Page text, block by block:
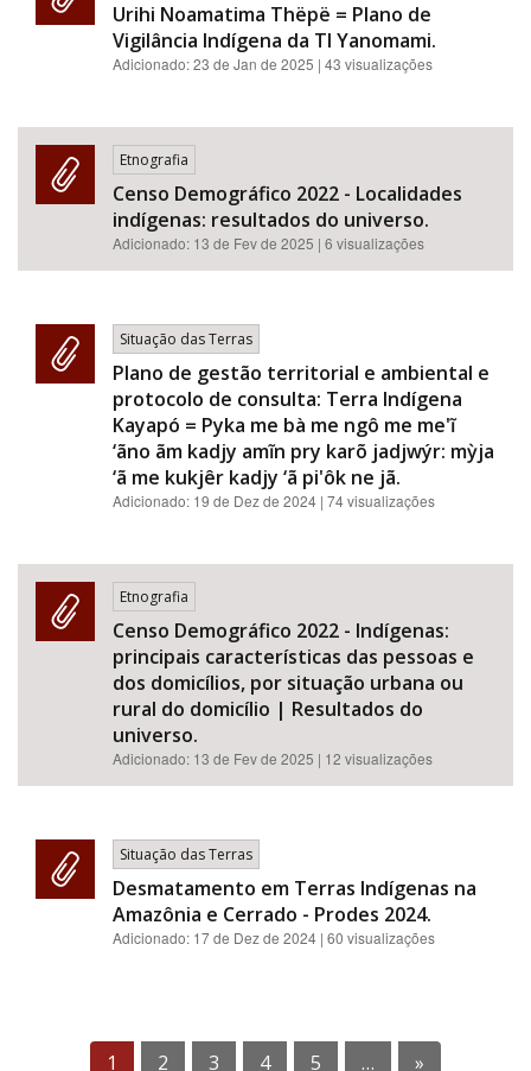
Urihi Noamatima Thëpë = Plano de
Vigilância Indígena da TI Yanomami.
Adicionado:23 de Jan de 2025 | 43 visualizações
Etnografia
Censo Demográfico 2022 - Localidades
indígenas: resultados do universo.
Adicionado: 13 de Fev de 2025 | 6 visualizações
Situação das Terras
Plano de gestão territorial e ambiental e
protocolo de consulta: Terra Indígena
Kayapó = Pyka me bà me ngô me me'ĩ
‘ãno ãm kadjy amĩn pry karõ jadjwýr: mỳja
‘ã me kukjêr kadjy ‘ã pi'ôk ne jã.
Adicionado: 19 de Dez de 2024 | 74 visualizações
Etnografia
Censo Demográfico 2022 - Indígenas:
principais características das pessoas e
dos domicílios, por situação urbana ou
rural do domicílio | Resultados do
universo.
Adicionado: 13 de Fev de 2025 | 12 visualizações
Situação das Terras
Desmatamento em Terras Indígenas na
Amazônia e Cerrado - Prodes 2024.
Adicionado: 17 de Dez de 2024 | 60 visualizações
1 2 3 4 5 … »